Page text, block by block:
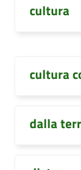
cultura
cultura
dalla